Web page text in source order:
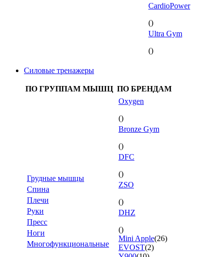
CardioPower
()
Ultra Gym
()
Силовые тренажеры
ПО ГРУППАМ МЫШЦ ПО БРЕНДАМ
Грудные мышцы
Спина
Плечи
Руки
Пресс
Ноги
Многофункциональные
Oxygen
()
Bronze Gym
()
DFC
()
ZSO
()
DHZ
()
Mini Apple(26)
EVOST(2)